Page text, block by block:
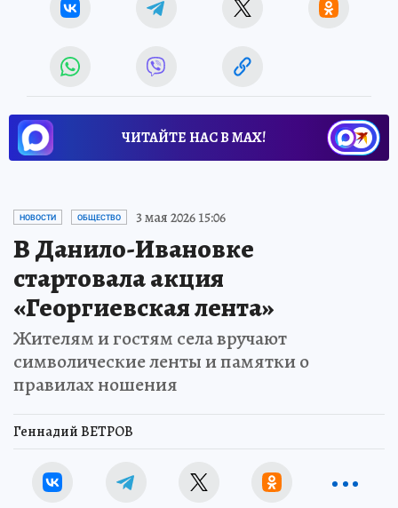
ЧИТАЙТЕ НАС В МАХ!
НОВОСТИ ОБЩЕСТВО 3 мая 2026 15:06
В Данило-Ивановке
стартовала акция
«Георгиевская лента»
Жителям и гостям села вручают
символические ленты и памятки о
правилах ношения
Геннадий ВЕТРОВ